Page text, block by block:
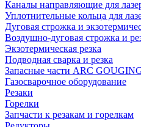
Каналы направляющие для
Уплотнительные кольца для
Дуговая строжка и
Воздушно-дуговая строжка и
Экзотермическая резка
Подводная сварка и резка
Запасные части ARC
Газосварочное оборудование
Резаки
Горелки
Запчасти к резакам и горелкам